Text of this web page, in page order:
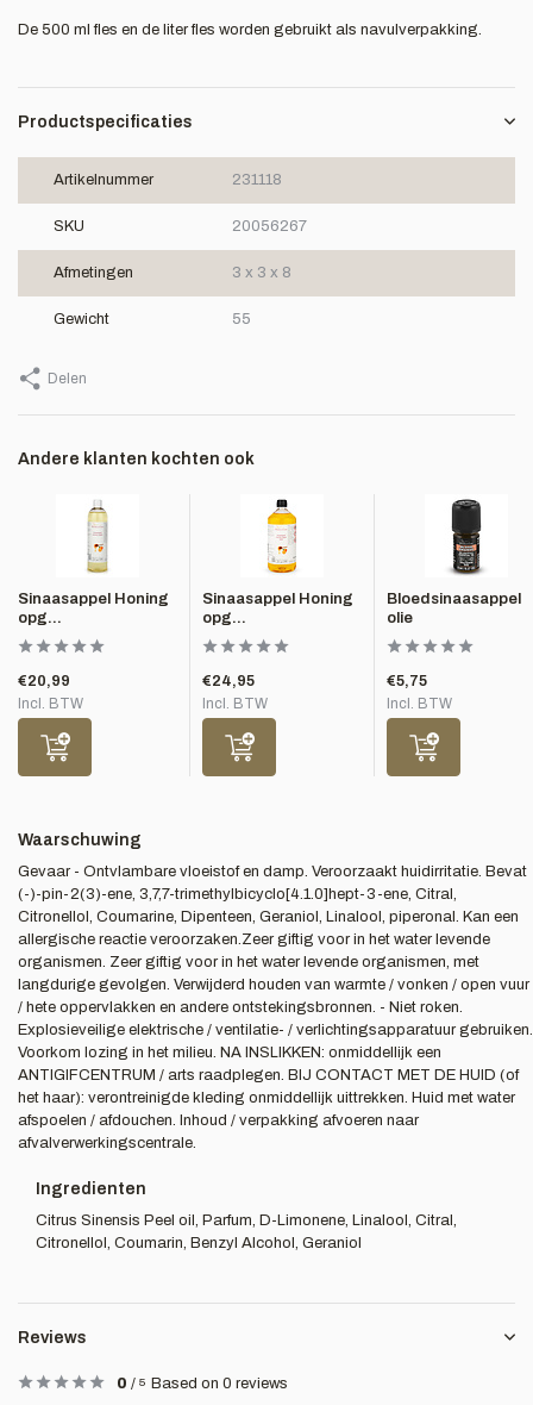
De 500 ml fles en de liter fles worden gebruikt als navulverpakking.
Productspecificaties
Artikelnummer 231118
SKU 20056267
Afmetingen 3 x 3 x 8
Gewicht 55
Delen
Andere klanten kochten ook
Sinaasappel Honing
opg...
€20,99
Incl. BTW
Sinaasappel Honing
opg...
€24,95
Incl. BTW
Bloedsinaasappel
olie
€5,75
Incl. BTW
Waarschuwing
Gevaar - Ontvlambare vloeistof en damp. Veroorzaakt huidirritatie. Bevat
(-)-pin-2(3)-ene, 3,7,7-trimethylbicyclo[4.1.0]hept-3-ene, Citral,
Citronellol, Coumarine, Dipenteen, Geraniol, Linalool, piperonal. Kan een
allergische reactie veroorzaken.Zeer giftig voor in het water levende
organismen. Zeer giftig voor in het water levende organismen, met
langdurige gevolgen. Verwijderd houden van warmte / vonken / open vuur
/ hete oppervlakken en andere ontstekingsbronnen. - Niet roken.
Explosieveilige elektrische / ventilatie- / verlichtingsapparatuur gebruiken.
Voorkom lozing in het milieu. NA INSLIKKEN: onmiddellijk een
ANTIGIFCENTRUM / arts raadplegen. BIJ CONTACT MET DE HUID (of
het haar): verontreinigde kleding onmiddellijk uittrekken. Huid met water
afspoelen / afdouchen. Inhoud / verpakking afvoeren naar
afvalverwerkingscentrale.
Ingredienten
Citrus Sinensis Peel oil, Parfum, D-Limonene, Linalool, Citral,
Citronellol, Coumarin, Benzyl Alcohol, Geraniol
Reviews
0 / 5 Based on 0 reviews